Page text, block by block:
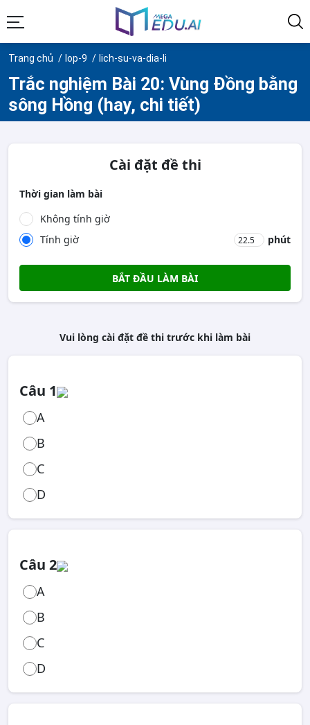
Trang chủ lop-9 lich-su-va-dia-li
Trắc nghiệm Bài 20: Vùng Đồng bằng
sông Hồng (hay, chi tiết)
Cài đặt đề thi
Thời gian làm bài
Không tính giờ
Tính giờ
phút
BẮT ĐẦU LÀM BÀI
Vui lòng cài đặt đề thi trước khi làm bài
Câu 1
A
B
C
D
Câu 2
A
B
C
D